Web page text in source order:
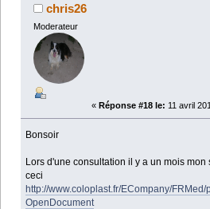
chris26
Moderateur
« Réponse #18 le: 11 avril
Bonsoir
Lors d'une consultation il y a un mois
ceci
http://www.coloplast.fr/ECompany/
OpenDocument